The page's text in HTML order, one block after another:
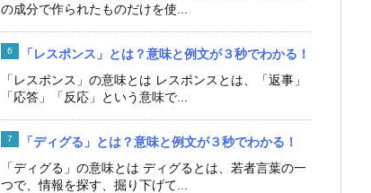
の成分で作られたものだけを使...
「レスポンス」とは？意味と例文が３秒でわかる！
「レスポンス」の意味とは レスポンスとは、「返事」
「応答」「反応」という意味で...
「ディグる」とは？意味と例文が３秒でわかる！
「ディグる」の意味とは ディグるとは、若者言葉の一
つで、情報を探す、掘り下げて...